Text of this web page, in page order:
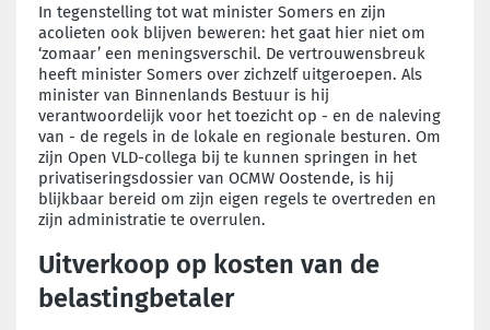
In tegenstelling tot wat minister Somers en zijn
acolieten ook blijven beweren: het gaat hier niet om
‘zomaar’ een meningsverschil. De vertrouwensbreuk
heeft minister Somers over zichzelf uitgeroepen. Als
minister van Binnenlands Bestuur is hij
verantwoordelijk voor het toezicht op - en de naleving
van - de regels in de lokale en regionale besturen. Om
zijn Open VLD-collega bij te kunnen springen in het
privatiseringsdossier van OCMW Oostende, is hij
blijkbaar bereid om zijn eigen regels te overtreden en
zijn administratie te overrulen.
Uitverkoop op kosten van de
belastingbetaler